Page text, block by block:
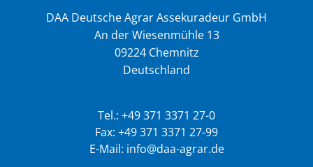
DAA Deutsche Agrar Assekuradeur GmbH
An der Wiesenmühle 13
09224 Chemnitz
Deutschland
Tel.: +49 371 3371 27-0
Fax: +49 371 3371 27-99
E-Mail: info@daa-agrar.de